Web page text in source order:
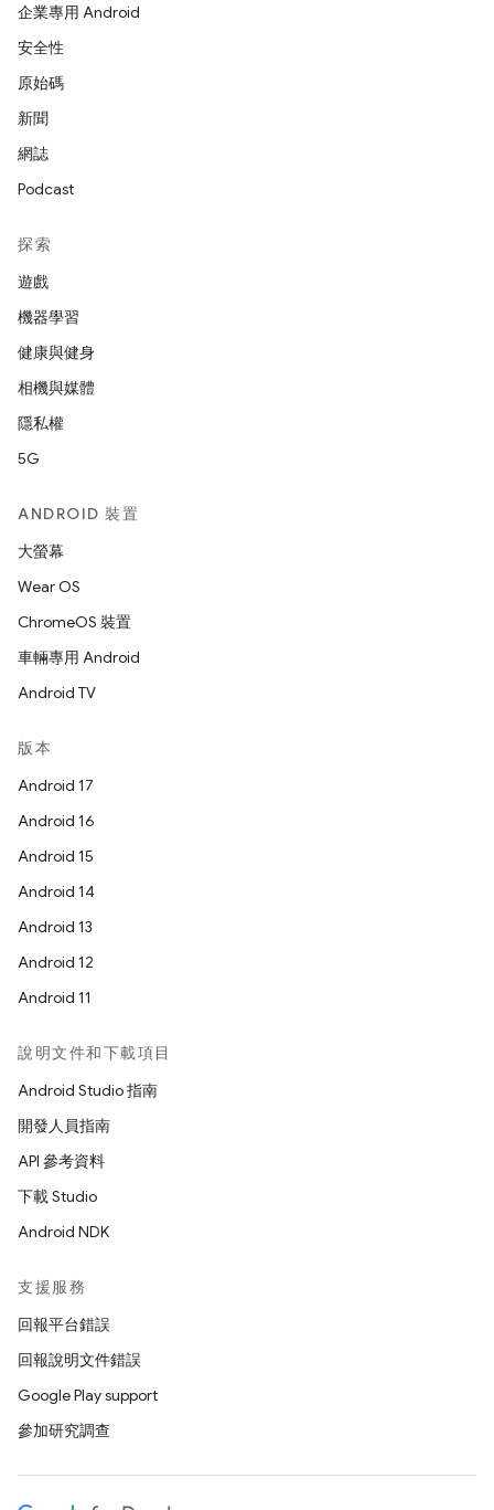
企業專用 Android
安全性
原始碼
新聞
網誌
Podcast
探索
遊戲
機器學習
健康與健身
相機與媒體
隱私權
5G
ANDROID 裝置
大螢幕
Wear OS
ChromeOS 裝置
車輛專用 Android
Android TV
版本
Android 17
Android 16
Android 15
Android 14
Android 13
Android 12
Android 11
說明文件和下載項目
Android Studio 指南
開發人員指南
API 參考資料
下載 Studio
Android NDK
支援服務
回報平台錯誤
回報說明文件錯誤
Google Play support
參加研究調查